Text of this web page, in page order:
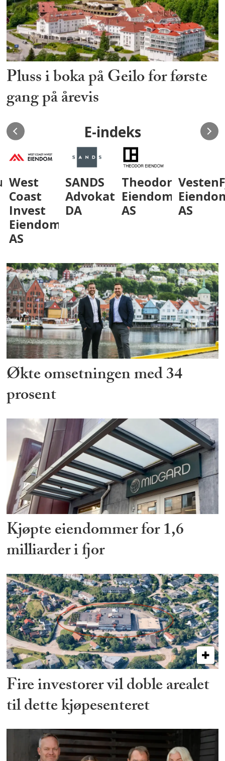
Pluss i boka på Geilo for første
gang på årevis
E-indeks
West
Coast
Invest
Eiendom
AS
SANDS
Advokatfirma
DA
Theodor
Eiendom
AS
AS
Økte omsetningen med 34
prosent
Kjøpte eiendommer for 1,6
milliarder i fjor
Fire investorer vil doble arealet
til dette kjøpesenteret